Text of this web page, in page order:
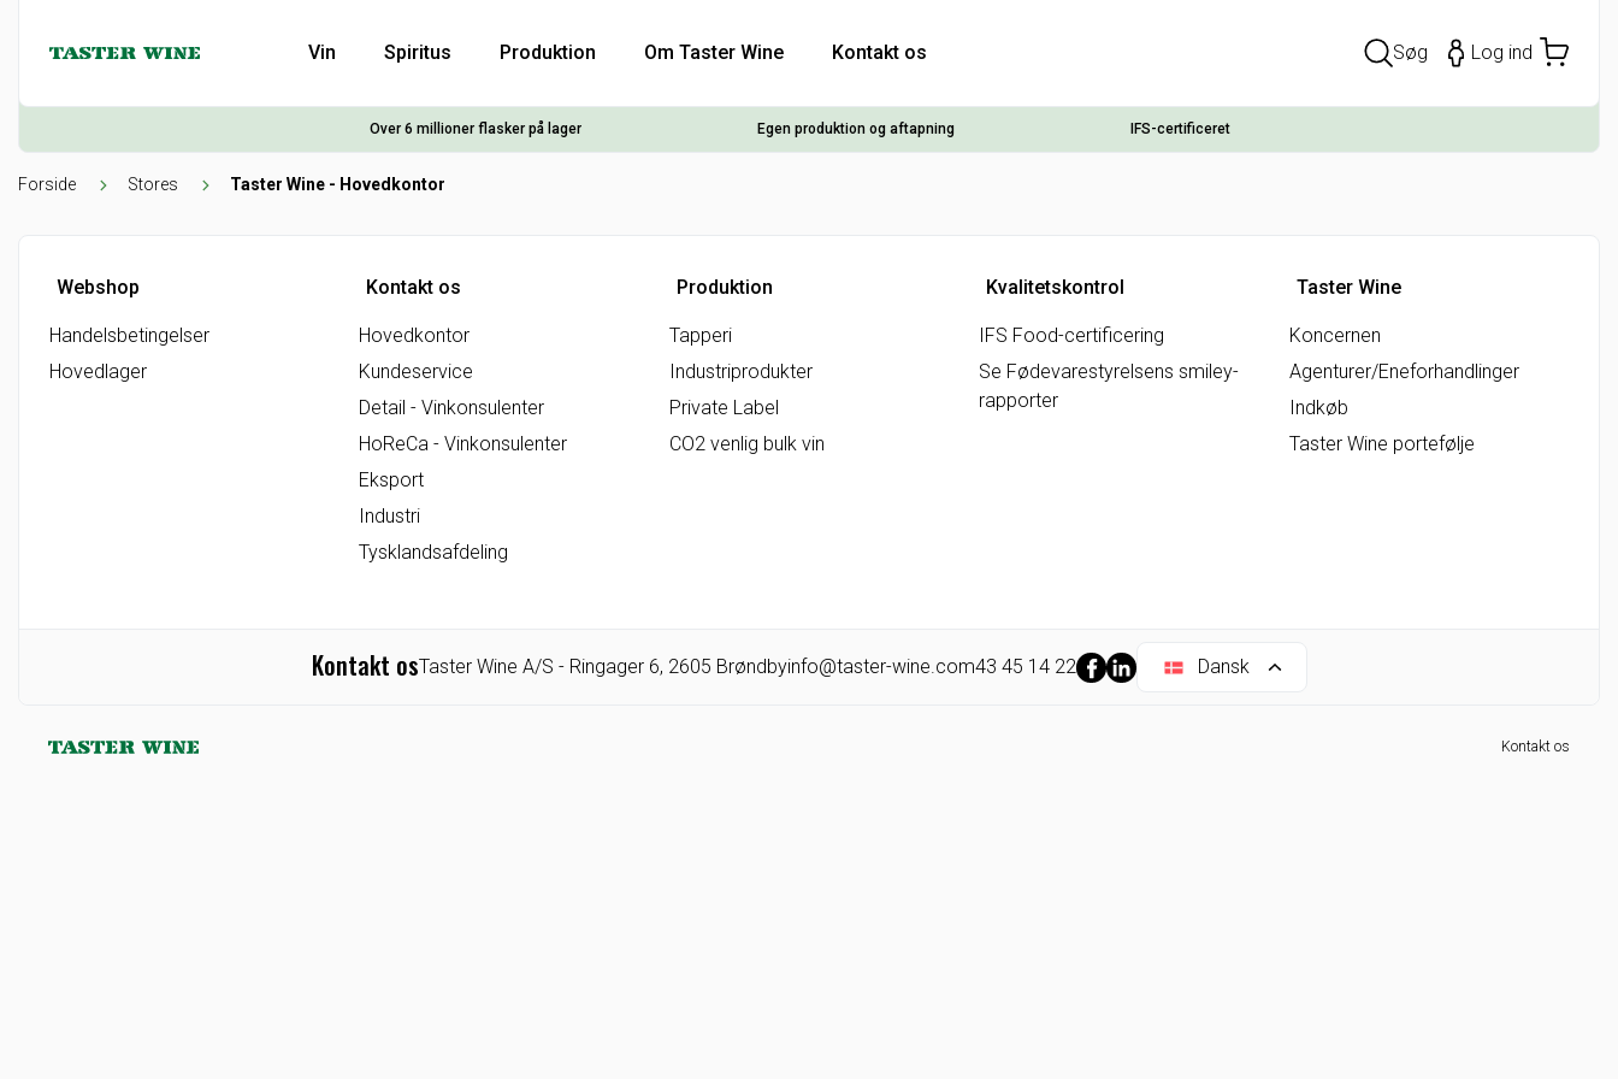
Vin Spiritus Produktion Om Taster Wine Kontakt os Søg Log ind
Over 6 millioner flasker på lager Egen produktion og aftapning IFS-certificeret
Forside Stores Taster Wine - Hovedkontor
Webshop
Handelsbetingelser
Hovedlager
Kontakt os
Hovedkontor
Kundeservice
Detail - Vinkonsulenter
HoReCa - Vinkonsulenter
Eksport
Industri
Tysklandsafdeling
Produktion
Tapperi
Industriprodukter
Private Label
CO2 venlig bulk vin
Kvalitetskontrol
IFS Food-certificering
Se Fødevarestyrelsens smiley-
rapporter
Taster Wine
Koncernen
Agenturer/Eneforhandlinger
Indkøb
Taster Wine portefølje
Kontakt osTaster Wine A/S - Ringager 6, 2605 Brøndbyinfo@taster-wine.com43 45 14 22 Dansk
Kontakt os